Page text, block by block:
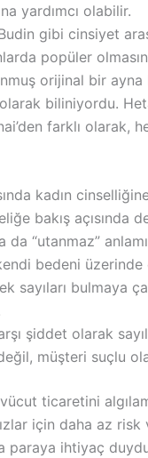
yardımcı olabilir.
gibi cinsiyet
popüler
orijinal bir
biliniyordu.
farklı
kadın
bakış açısında
bedeni
bulmaya
şiddet olarak
müşteri suçlu
ticaretini
için daha az
paraya ihtiyaç